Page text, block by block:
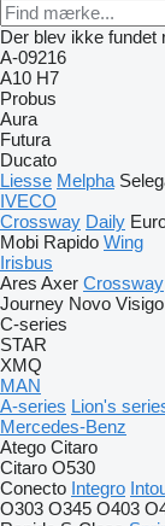
Der blev ikke fundet
A-09216
A10 H7
Probus
Aura
Futura
Ducato
Liesse Melpha
IVECO
Crossway Daily
Mobi Rapido Wing
Irisbus
Ares Axer Crossway
Journey Novo Visigo
C-series
STAR
XMQ
MAN
A-series Lion's
Mercedes-Benz
Atego Citaro
Citaro O530
Conecto Integro
O303 O345 O403